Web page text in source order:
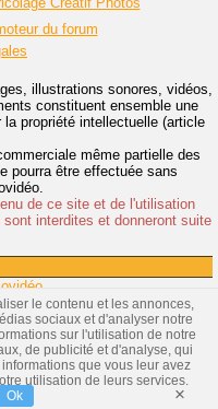
du forum
illustrations sonores, vidéos,
constituent ensemble une
propriété intellectuelle (article
même partielle des
pourra être effectuée sans
de ce site et de l'utilisation
interdites et donneront suite
le contenu et les annonces,
sociaux et d'analyser notre
sur l'utilisation de notre
de publicité et d'analyse, qui
que vous leur avez
utilisation de leurs services.
Ok ×